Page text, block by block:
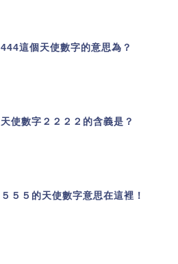
444這個天使數字的意思為？
天使數字２２２２的含義是？
５５５的天使數字意思在這裡！